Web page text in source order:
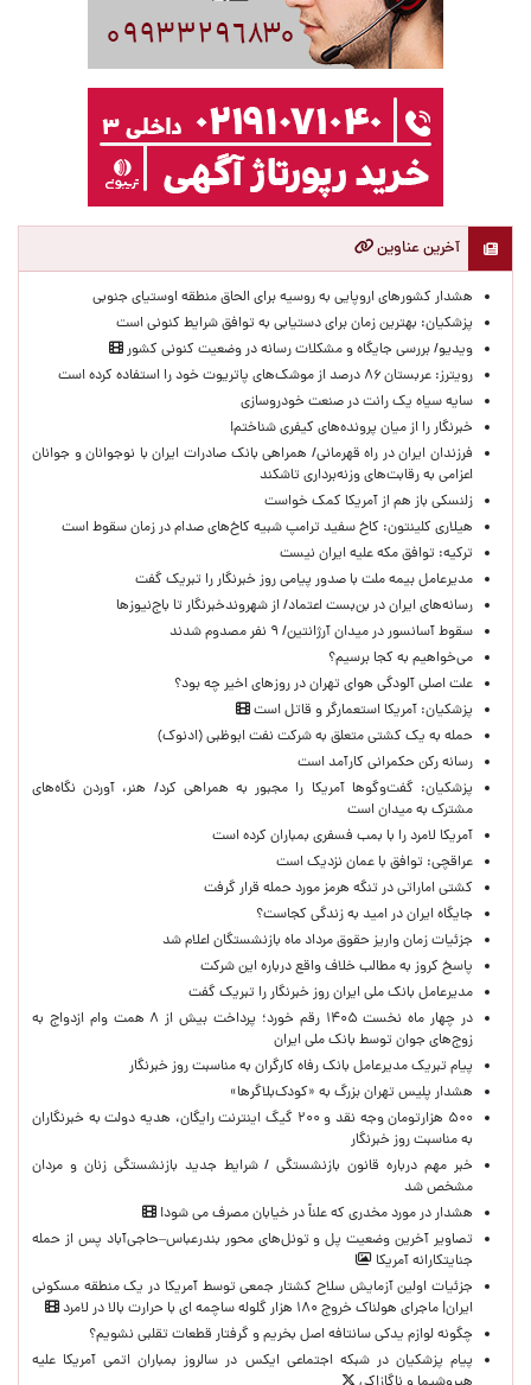
آخرین عناوین
هشدار کشورهای اروپایی به روسیه برای الحاق منطقه اوستیای جنوبی
پزشکیان‌: بهترین زمان برای دستیابی به توافق شرایط کنونی است
ویدیو/ بررسی جایگاه و مشکلات رسانه در وضعیت کنونی کشور
رویترز: عربستان ۸۶ درصد از موشک‌های پاتریوت خود را استفاده کرده است
سایه سیاه یک رانت در صنعت خودروسازی
خبرنگار را از میان پرونده‌های کیفری شناختم!
​فرزندان ایران در راه قهرمانی/ همراهی بانک صادرات ایران با نوجوانان و جوانان
اعزامی به رقابت‌های وزنه‌برداری تاشکند
زلنسکی باز هم از آمریکا کمک خواست
هیلاری کلینتون: کاخ سفید ترامپ شبیه کاخ‌های صدام در زمان سقوط است
ترکیه: توافق مکه علیه ایران نیست
مدیرعامل بیمه ملت با صدور پیامی روز خبرنگار را تبریک گفت
رسانه‌های ایران در بن‌بست اعتماد/ از شهروندخبرنگار تا باج‌نیوزها
سقوط آسانسور در میدان آرژانتین/ ۹ نفر مصدوم شدند
می‌خواهیم به کجا برسیم؟
علت اصلی آلودگی هوای تهران در روزهای اخیر چه بود؟
پزشکیان: آمریکا استعمارگر و قاتل است
حمله به یک کشتی متعلق به شرکت نفت ابوظبی (ادنوک)
رسانه رکن حکمرانی کارآمد است
پزشکیان: گفت‌وگوها آمریکا را مجبور به همراهی کرد/ هنر، آوردن نگاه‌های
مشترک به میدان است
آمریکا لامرد را با بمب فسفری بمباران کرده است
عراقچی: توافق با عمان نزدیک است
کشتی اماراتی در تنگه هرمز مورد حمله قرار گرفت
جایگاه ایران در امید به زندگی کجاست؟
جزئیات زمان واریز حقوق مرداد ماه بازنشستگان اعلام شد
پاسخ کروز به مطالب خلاف واقع درباره این شرکت
مدیرعامل بانک ملی ایران روز خبرنگار را تبریک گفت
در چهار ماه نخست ۱۴۰۵ رقم خورد؛ پرداخت بیش از ۸ همت وام ازدواج به
زوج‌های جوان توسط بانک ملی ایران
پیام تبریک مدیرعامل بانک رفاه کارگران به مناسبت روز خبرنگار
هشدار پلیس تهران بزرگ به «کودک‌بلاگرها»
۵۰۰ هزارتومان وجه نقد و ۲۰۰ گیگ اینترنت رایگان، هدیه دولت به خبرنگاران
به مناسبت روز خبرنگار
خبر مهم درباره قانون بازنشستگی / شرایط جدید بازنشستگی زنان و مردان
مشخص شد
هشدار در مورد مخدری که علناً در خیابان مصرف می شود!
تصاویر آخرین وضعیت پل و تونل‌های محور بندرعباس–حاجی‌آباد پس از حمله
جنایتکارانه آمریکا
جزئیات اولین آزمایش سلاح کشتار جمعی توسط آمریکا در یک منطقه مسکونی
ایران| ماجرای هولناک خروج ۱۸۰ هزار گلوله ساچمه ای با حرارت بالا در لامرد
چگونه لوازم یدکی سانتافه اصل بخریم و گرفتار قطعات تقلبی نشویم؟
پیام پزشکیان در شبکه اجتماعی ایکس در سالروز بمباران اتمی آمریکا علیه